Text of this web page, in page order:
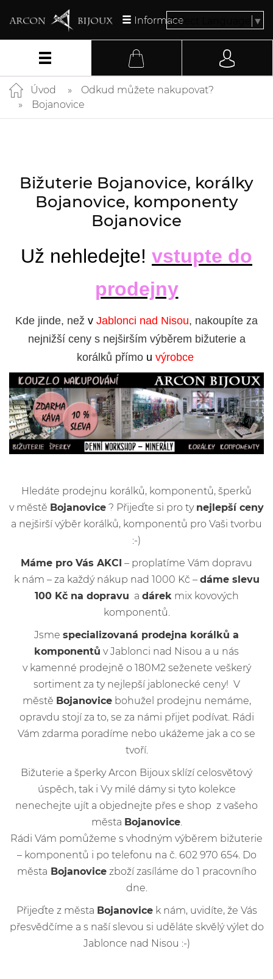
InformaceSelect Language ▼
Úvod
Odkud můžete nakupovat?
Bojanovice
Bižuterie Bojanovice, korálky
Bojanovice, komponenty
Bojanovice
Už nehledejte! vstupte do
prodejny
Kde jinde, než v Jablonci nad Nisou, nakoupíte za
nejnižší ceny s nejširším výběrem bižuterie a
korálků přímo u výrobce
Hledáte prodejnu korálků, komponentů, šperků
v městě Bojanovice ? Přijeďte si pro ty nejlepší ceny
a nejširší výběr korálků, komponentů pro Vaši tvorbu
:-)
Máme pro Vás AKCI – proplatíme Vám dopravu
k nám – za každý nákup nad 1000 Kč – dáme slevu
100 Kč na dopravu a dárek mix kovových
komponentů.
Jsme specializovaná prodejna korálků a
komponentů v Jablonci nad Nisou a u nás
v kamenné prodejně o 180M2 seženete veškerý
sortiment za ty nejlepší jablonecké ceny! V
městě Bojanovicebohužel prodejnu nemáme,
opravdu stojí za to, se za námi přijet podívat. Rádi
Vám zdarma poradíme nebo ukážeme jak a co se
tvoří.
Bižuterie a šperky Arcon Bijoux sklízí celosvětový
úspěch, tak i Vy milé dámy si tyto kolekce
nenechejte ujít a objednejte přes e shop z vašeho
města Bojanovice.
Rádi Vám pomůžeme s vhodným výběrem bižuterie
– komponentů i po telefonu na č. 602 970 654. Do
města Bojanovicezboží zasíláme do 1 pracovního
dne.
Přijeďte z města Bojanovicek nám, uvidíte, že Vás
přesvědčíme a s naší slevou si uděláte skvělý výlet do
Jablonce nad Nisou :-)